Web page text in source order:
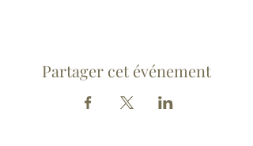
Partager cet événement